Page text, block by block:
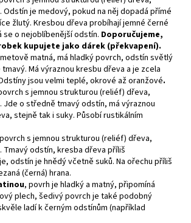
Odstín je medový, pokud na něj dopadá přímé
žlutý. Kresbou dřeva probíhají jemné černé
se o nejoblíbenější odstín. Doporučujeme,
kupujete jako dárek (překvapení).
matná, má hladký povrch, odstín světlý
Má výraznou kresbu dřeva a je zcela
jsou velmi teplé, okrové až oranžové.
s jemnou strukturou (reliéf) dřeva,
Jde o středně tmavý odstín, má výraznou
stejně tak i suky. Působí rustikálním
s jemnou strukturou (reliéf) dřeva,
Tmavý odstín, kresba dřeva příliš
odstín je hnědý včetně suků. Na ořechu příliš
(černá) hrana.
, povrh je hladký a matný, připomíná
plech, šedivý povrch je také podobný
ladí k černým odstínům (například